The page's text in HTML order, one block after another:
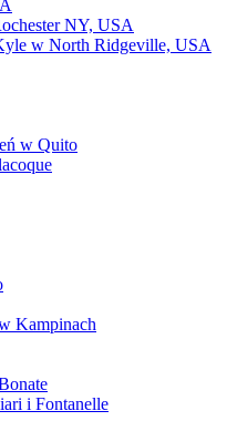
NY, USA
w North Ridgeville, USA
w Quito
Kampinach
i Fontanelle